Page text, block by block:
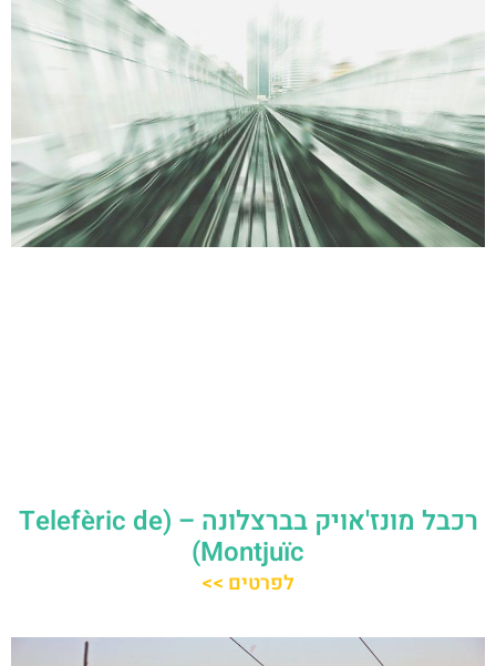
רכבל מונז'אויק בברצלונה – (Telefèric de
Montjuïc)
לפרטים >>